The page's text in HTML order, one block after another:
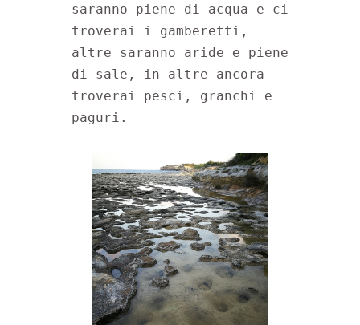
saranno piene di acqua e ci
troverai i gamberetti,
altre saranno aride e piene
di sale, in altre ancora
troverai pesci, granchi e
paguri.